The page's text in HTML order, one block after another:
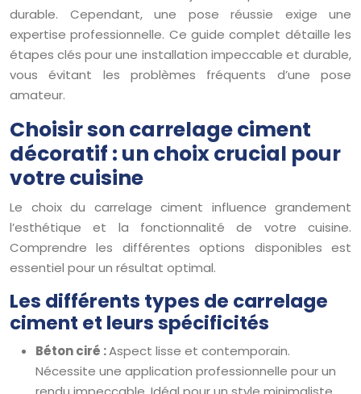
durable. Cependant, une pose réussie exige une
expertise professionnelle. Ce guide complet détaille les
étapes clés pour une installation impeccable et durable,
vous évitant les problèmes fréquents d’une pose
amateur.
Choisir son carrelage ciment
décoratif : un choix crucial pour
votre cuisine
Le choix du carrelage ciment influence grandement
l’esthétique et la fonctionnalité de votre cuisine.
Comprendre les différentes options disponibles est
essentiel pour un résultat optimal.
Les différents types de carrelage
ciment et leurs spécificités
Béton ciré :Aspect lisse et contemporain.
Nécessite une application professionnelle pour un